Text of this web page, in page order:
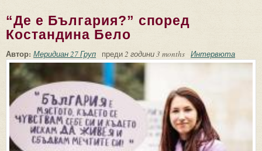
“Де е България?” според
Костандина Бело
Автор: Меридиан 27 Груп преди2 години 3 months Интервюта